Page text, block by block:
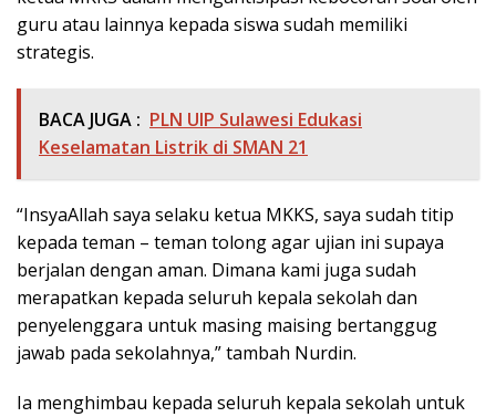
guru atau lainnya kepada siswa sudah memiliki
strategis.
BACA JUGA : PLN UIP Sulawesi Edukasi
Keselamatan Listrik di SMAN 21
“InsyaAllah saya selaku ketua MKKS, saya sudah titip
kepada teman – teman tolong agar ujian ini supaya
berjalan dengan aman. Dimana kami juga sudah
merapatkan kepada seluruh kepala sekolah dan
penyelenggara untuk masing maising bertanggug
jawab pada sekolahnya,” tambah Nurdin.
Ia menghimbau kepada seluruh kepala sekolah untuk